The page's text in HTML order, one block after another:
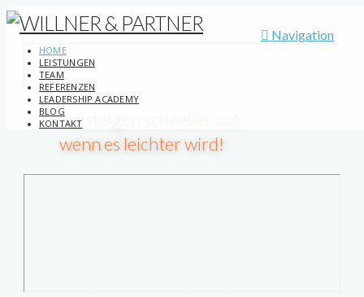
Navigation
HOME
LEISTUNGEN
TEAM
REFERENZEN
LEADERSHIP ACADEMY
BLOG
KONTAKT
Sie steigen schneller auf,
wenn es leichter wird!